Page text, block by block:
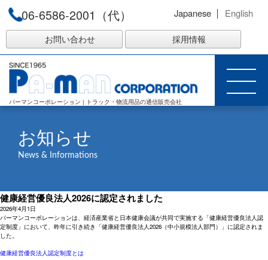
パーマンコーポレーション | トラック・物流用品の通信販売会社
Japanese English
06-6586-2001（代）
お問い合わせ 採用情報
お知らせ
News & Informations
健康経営優良法人2026に認定されました
2026年4月1日
パーマンコーポレーションは、経済産業省と日本健康会議が共同で実施する「健康経営優良法人認
定制度」において、昨年に引き続き「健康経営優良法人2026（中小規模法人部門）」に認定されま
した。
健康経営優良法人認定制度とは